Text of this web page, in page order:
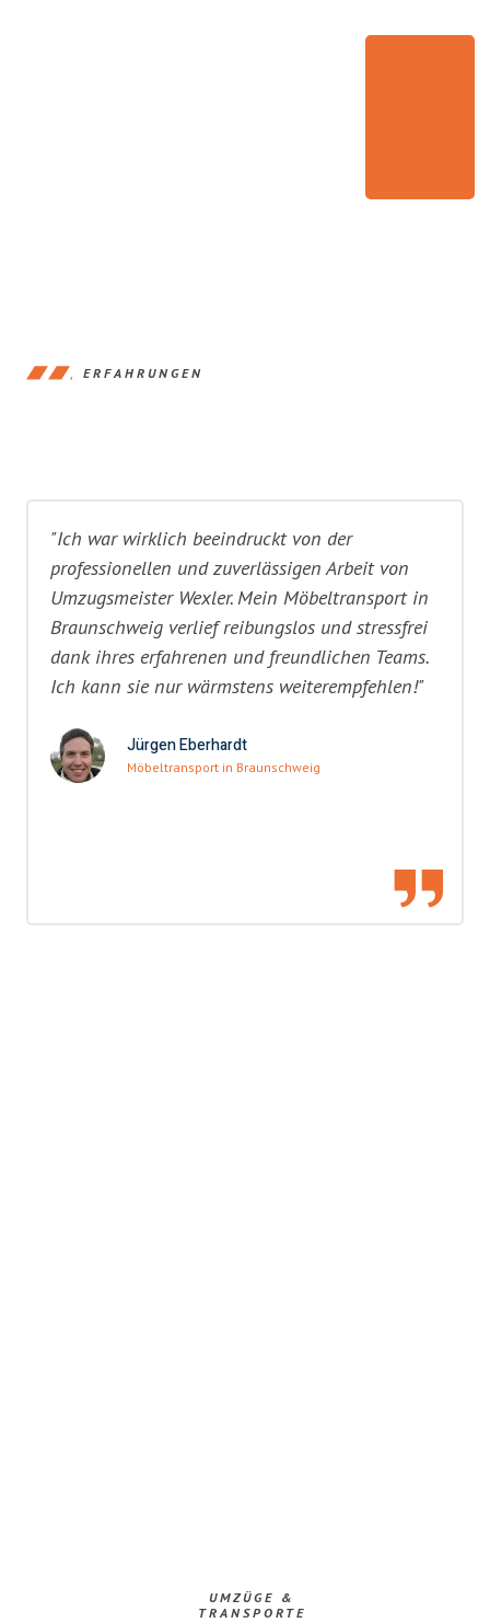
ERFAHRUNGEN
"Ich war wirklich beeindruckt von der
professionellen und zuverlässigen Arbeit von
Umzugsmeister Wexler. Mein Möbeltransport in
Braunschweig verlief reibungslos und stressfrei
dank ihres erfahrenen und freundlichen Teams.
Ich kann sie nur wärmstens weiterempfehlen!"
Jürgen Eberhardt
Möbeltransport in Braunschweig
UMZÜGE &
TRANSPORTE